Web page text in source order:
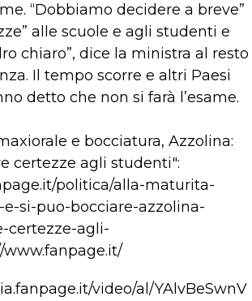
“Dobbiamo decidere a breve”
alle scuole e agli studenti e
chiaro”, dice la ministra al resto
Il tempo scorre e altri Paesi
detto che non si farà l’esame.
e bocciatura, Azzolina:
certezze agli studenti":
politica/alla-maturita-
e-si-puo-bocciare-azzolina-
certezze-agli-
video/al/YAlvBeSwnV